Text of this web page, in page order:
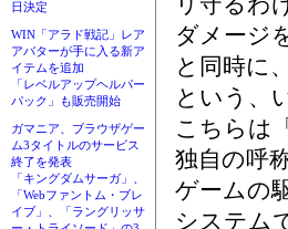
日決定
WIN「アラド戦記」レア
アバターが手に入る新ア
イテムを追加
「レベルアップヘルパー
パック」も販売開始
ガマニア、ブラウザゲー
ム3タイトルのサービス
終了を発表
「キングダムサーガ」、
「Webファントム・ブレ
イブ」、「ラングリッサ
ダメージ
と同時に
という、
こちらは
独自の呼
ゲームの
システム